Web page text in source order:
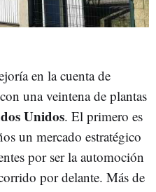
en la cuenta de
una veintena de plantas
Unidos. El primero es
un mercado estratégico
por ser la automoción
por delante. Más de